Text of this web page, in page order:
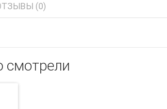
(0)
смотрели